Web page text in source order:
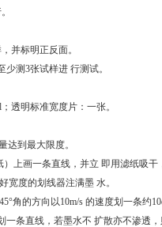
并标明正反面。
测3张试样进 行测试。
透明标准宽度片：一张。
达到最大限度。
上画一条直线，并立 即用滤纸吸
宽度的划线器注满墨 水。
角的方向以10m/s 的速度划一条约
条直线，若墨水不 扩散亦不渗透，